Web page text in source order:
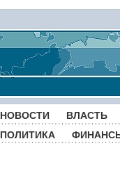
НОВОСТИ
ВЛАСТЬ
ПОЛИТИКА